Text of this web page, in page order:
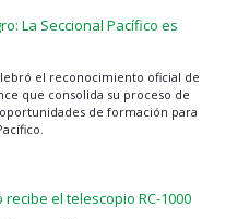
La Seccional Pacífico es
el reconocimiento oficial de
que consolida su proceso de
de formación para
el telescopio RC-1000